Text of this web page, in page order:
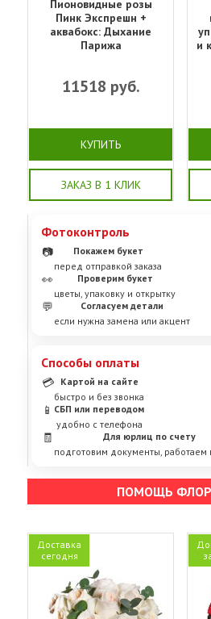
Пионовидные розы
Пинк Экспрешн +
аквабокс: Дыхание
Парижа
11518 руб.
КУПИТЬ
ЗАКАЗ В 1 КЛИК
и
Фотоконтроль
📷
Покажем букет
перед отправкой заказа
👀
Проверим букет
цветы, упаковку и открытку
💬
Согласуем детали
если нужна замена или акцент
Способы оплаты
💳
Картой на сайте
быстро и без звонка
📱 СБП или переводом
удобно с телефона
🧾
Для юрлиц по счету
подготовим документы,
ПОМОЩЬ
Доставка
сегодня